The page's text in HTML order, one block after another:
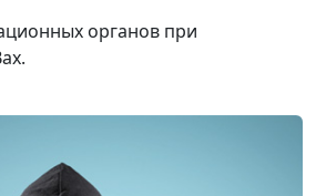
органов при